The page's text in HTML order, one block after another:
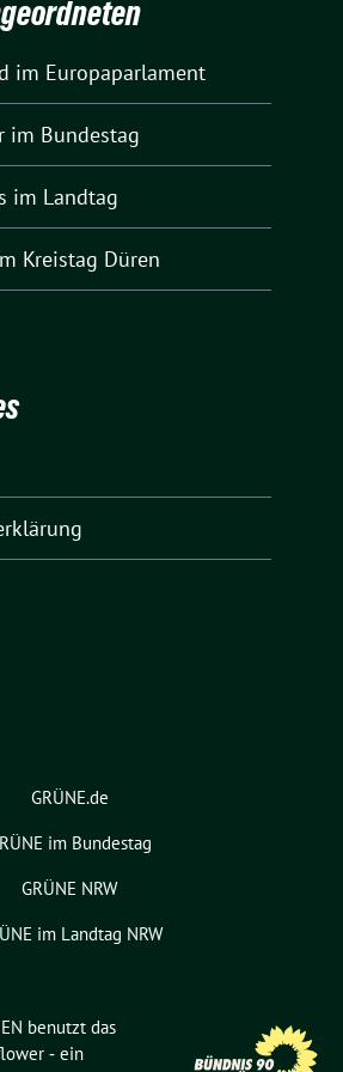
im Europaparlament
im Bundestag
im Landtag
Kreistag Düren
GRÜNE.de
im Bundestag
GRÜNE NRW
im Landtag NRW
benutzt das
‐ ein